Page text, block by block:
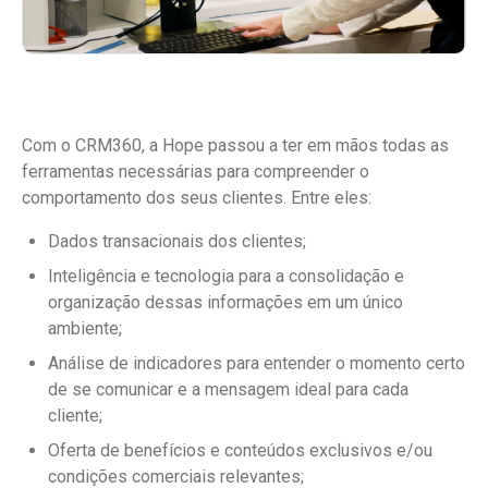
Com o CRM360, a Hope passou a ter em mãos todas as
ferramentas necessárias para compreender o
comportamento dos seus clientes. Entre eles:
Dados transacionais dos clientes;
Inteligência e tecnologia para a consolidação e
organização dessas informações em um único
ambiente;
Análise de indicadores para entender o momento certo
de se comunicar e a mensagem ideal para cada
cliente;
Oferta de benefícios e conteúdos exclusivos e/ou
condições comerciais relevantes;